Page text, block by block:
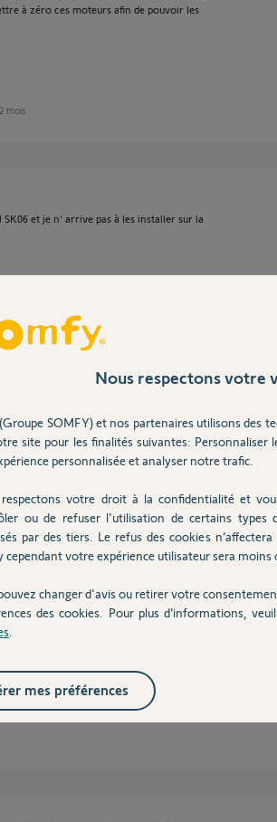
à zéro ces moteurs afin de pouvoir les
mois
et je n' arrive pas à les installer sur la
quel est le PIN de votre box?
Nous respectons votre
SOMFY) et nos partenaires utilisons des
site pour les finalités suivantes: Personnaliser
personnalisée et analyser notre trafic.
votre droit à la confidentialité et
ou de refuser l'utilisation de certains types
par des tiers. Le refus des cookies
cependant votre expérience utilisateur sera moins
changer d'avis ou retirer votre
des cookies. Pour plus d’informations,
mes préférences